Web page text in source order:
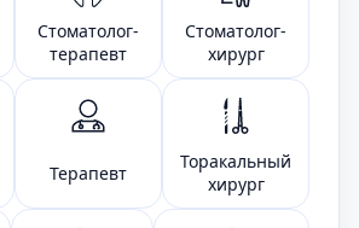
Стоматолог-
терапевт
Стоматолог-
хирург
Терапевт
Торакальный
хирург